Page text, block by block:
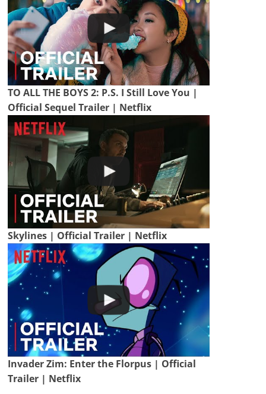
TO ALL THE BOYS 2: P.S. I Still Love You |
Official Sequel Trailer | Netflix
Skylines | Official Trailer | Netflix
Invader Zim: Enter the Florpus | Official
Trailer | Netflix